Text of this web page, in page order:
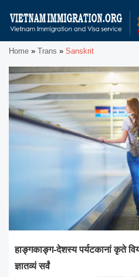
Home » Trans » Sanskrit
हाङ्गकाङ्ग-देशस्य पर्यटकानां कृते
ज्ञातव्यं सर्वं